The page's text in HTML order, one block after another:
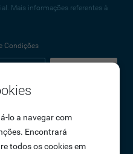
Mais informações referentes à
Condições
lo a navegar com
Encontrará
todos os cookies em